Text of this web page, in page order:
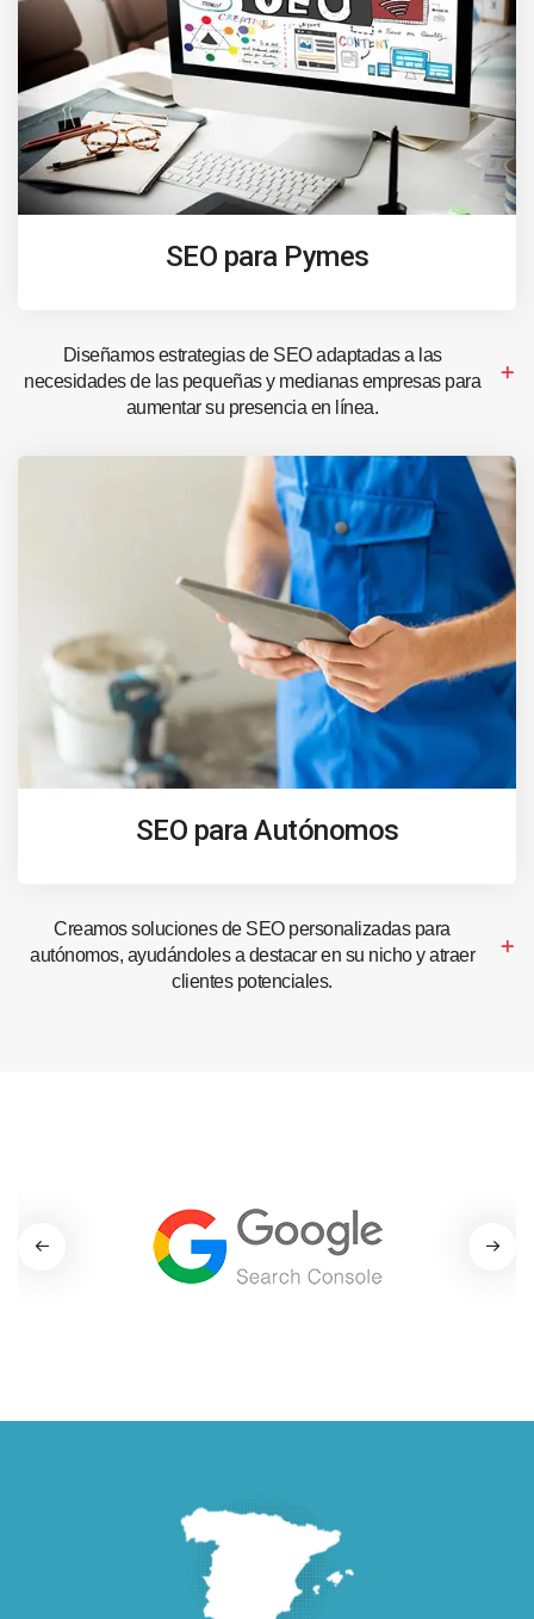
SEO para Pymes
Diseñamos estrategias de SEO adaptadas a las
necesidades de las pequeñas y medianas empresas para
aumentar su presencia en línea.
SEO para Autónomos
Creamos soluciones de SEO personalizadas para
autónomos, ayudándoles a destacar en su nicho y atraer
clientes potenciales.